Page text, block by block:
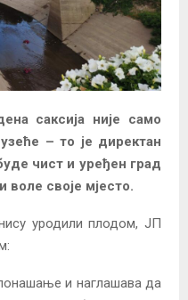
саксија није само
– то је директан
чист и уређен град
воле своје мјесто.
уродили плодом, ЈП
и наглашава да